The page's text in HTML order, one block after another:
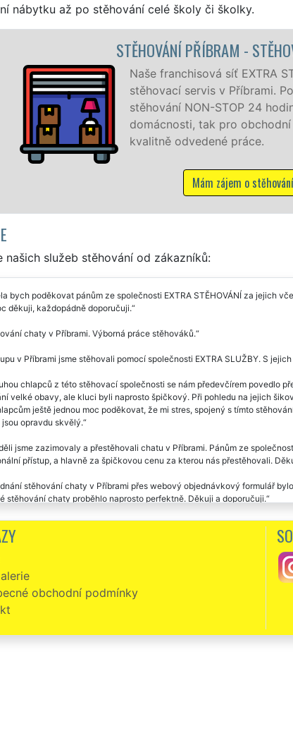
nábytku až po stěhování celé školy či školky.
PRÁCE PŘÍBRAM
STĚHOVÁNÍ vám zajišťuje kompletní
Poskytujeme profesionální a kvalitní služby
24 hodin denně, 7 dní v týdnu jak pro
společnosti, a to levně a se zárukou
našich služeb stěhování od zákazníků:
bych poděkovat pánům ze společnosti EXTRA STĚHOVÁNÍ za jejich
děkuji, každopádně doporučuji.
chaty v Příbrami. Výborná práce stěhováků.
v Příbrami jsme stěhovali pomocí společnosti EXTRA SLUŽBY. S
chlapců z této stěhovací společnosti se nám předevčírem povedlo
velké obavy, ale kluci byli naprosto špičkový. Při pohledu na jejich
ještě jednou moc poděkovat, že mi stres, spojený s tímto
jsou opravdu skvělý.
jsme zazimovaly a přestěhovali chatu v Příbrami. Pánům ze
přístup, a hlavně za špičkovou cenu za kterou nás přestěhovali.
stěhování chaty v Příbrami přes webový objednávkový formulář
stěhování chaty proběhlo naprosto perfektně. Děkuji a doporučuji.
EXTRA STĚHOVÁNÍ nám zajišťovala vystěhování nově
této společnosti bych ohodnotil na výbornou.
obchodní podmínky